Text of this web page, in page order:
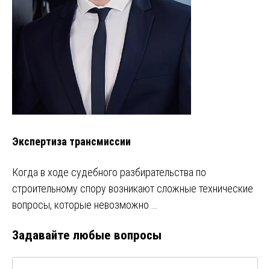
Экспертиза трансмиссии
Когда в ходе судебного разбирательства по
строительному спору возникают сложные технические
вопросы, которые невозможно …
Задавайте любые вопросы